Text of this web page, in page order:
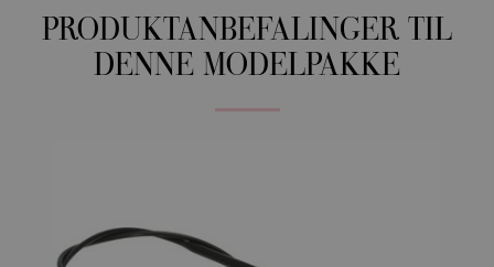
PRODUKTANBEFALINGER TIL
DENNE MODELPAKKE